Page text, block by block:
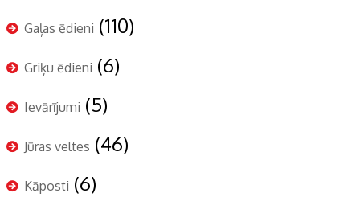
Gaļas ēdieni (110)
Griķu ēdieni (6)
Ievārījumi (5)
Jūras veltes (46)
Kāposti (6)